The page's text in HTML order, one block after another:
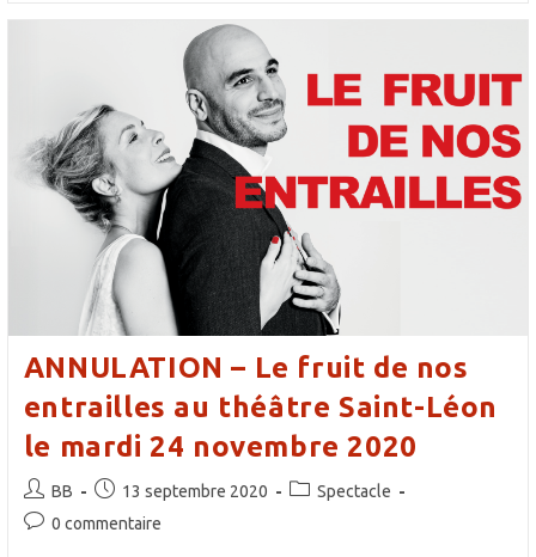
Thérapie
Vittoz
Samedi
Décembre
2020
ANNULATION – Le fruit de nos
entrailles au théâtre Saint-Léon
le mardi 24 novembre 2020
Auteur/autrice
de
BB
Publication
publiée :
13 septembre 2020
PostSpectacle
Commentaires
0 commentaire